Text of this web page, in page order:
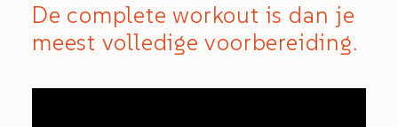
De complete workout is dan je
meest volledige voorbereiding.